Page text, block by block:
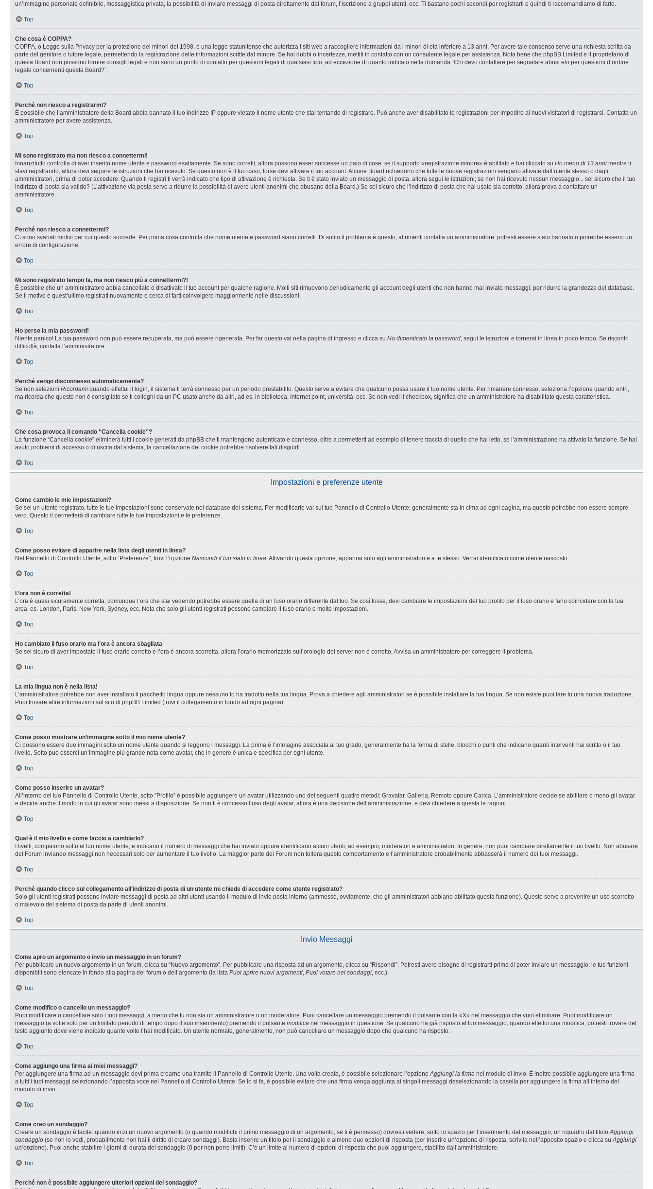
un’immagine personale definibile, messaggistica privata, la possibilità di inviare messaggi di posta direttamente dal forum, l’iscrizione a gruppi utenti, ecc. Ti bastano pochi secondi per registrarti e quindi ti raccomandiamo di farlo.
Top
Che cosa è COPPA?
COPPA, o Legge sulla Privacy per la protezione dei minori del 1998, è una legge statunitense che autorizza i siti web a raccogliere informazioni da i minori di età inferiore a 13 anni. Per avere tale consenso serve una richiesta scritta da
parte del genitore o tutore legale, permettendo la registrazione delle informazioni scritte dal minore. Se hai dubbi o incertezze, mettiti in contatto con un consulente legale per assistenza. Nota bene che phpBB Limited e il proprietario di
questa Board non possono fornire consigli legali e non sono un punto di contatto per questioni legali di qualsiasi tipo, ad eccezione di quanto indicato nella domanda “Chi devo contattare per segnalare abusi e/o per questioni d’ordine
legale concernenti questa Board?”.
Top
Perché non riesco a registrarmi?
È possibile che l’amministratore della Board abbia bannato il tuo indirizzo IP oppure vietato il nome utente che stai tentando di registrare. Può anche aver disabilitato le registrazioni per impedire ai nuovi visitatori di registrarsi. Contatta un
amministratore per avere assistenza.
Top
Mi sono registrato ma non riesco a connettermi!
Innanzitutto controlla di aver inserito nome utente e password esattamente. Se sono corretti, allora possono esser successe un paio di cose: se il supporto «registrazione minore» è abilitato e hai cliccato su Ho meno di 13 anni mentre ti
stavi registrando, allora devi seguire le istruzioni che hai ricevuto. Se questo non è il tuo caso, forse devi attivare il tuo account. Alcune Board richiedono che tutte le nuove registrazioni vengano attivate dall’utente stesso o dagli
amministratori, prima di poter accedere. Quando ti registri ti verrà indicato che tipo di attivazione è richiesta. Se ti è stato inviato un messaggio di posta, allora segui le istruzioni; se non hai ricevuto nessun messaggio... sei sicuro che il tuo
indirizzo di posta sia valido? (L’attivazione via posta serve a ridurre la possibilità di avere utenti anonimi che abusano della Board.) Se sei sicuro che l’indirizzo di posta che hai usato sia corretto, allora prova a contattare un
amministratore.
Top
Perché non riesco a connettermi?
Ci sono svariati motivi per cui questo succede. Per prima cosa controlla che nome utente e password siano corretti. Di solito il problema è questo, altrimenti contatta un amministratore: potresti essere stato bannato o potrebbe esserci un
errore di configurazione.
Top
Mi sono registrato tempo fa, ma non riesco più a connettermi?!
È possibile che un amministratore abbia cancellato o disattivato il tuo account per qualche ragione. Molti siti rimuovono periodicamente gli account degli utenti che non hanno mai inviato messaggi, per ridurre la grandezza del database.
Se il motivo è quest’ultimo registrati nuovamente e cerca di farti coinvolgere maggiormente nelle discussioni.
Top
Ho perso la mia password!
Niente panico! La tua password non può essere recuperata, ma può essere rigenerata. Per far questo vai nella pagina di ingresso e clicca su Ho dimenticato la password, segui le istruzioni e tornerai in linea in poco tempo. Se riscontri
difficoltà, contatta l’amministratore.
Top
Perché vengo disconnesso automaticamente?
Se non selezioni Ricordami quando effettui il login, il sistema ti terrà connesso per un periodo prestabilito. Questo serve a evitare che qualcuno possa usare il tuo nome utente. Per rimanere connesso, seleziona l’opzione quando entri,
ma ricorda che questo non è consigliato se ti colleghi da un PC usato anche da altri, ad es. in biblioteca, Internet point, università, ecc. Se non vedi il checkbox, significa che un amministratore ha disabilitato questa caratteristica.
Top
Che cosa provoca il comando “Cancella cookie”?
La funzione “Cancella cookie” eliminerà tutti i cookie generati da phpBB che ti mantengono autenticato e connesso, oltre a permetterti ad esempio di tenere traccia di quello che hai letto, se l’amministrazione ha attivato la funzione. Se hai
avuto problemi di accesso o di uscita dal sistema, la cancellazione dei cookie potrebbe risolvere tali disguidi.
Top
Impostazioni e preferenze utente
Come cambio le mie impostazioni?
Se sei un utente registrato, tutte le tue impostazioni sono conservate nel database del sistema. Per modificarle vai sul tuo Pannello di Controllo Utente; generalmente sta in cima ad ogni pagina, ma questo potrebbe non essere sempre
vero. Questo ti permetterà di cambiare tutte le tue impostazioni e le preferenze.
Top
Come posso evitare di apparire nella lista degli utenti in linea?
Nel Pannello di Controllo Utente, sotto “Preferenze”, trovi l’opzione Nascondi il tuo stato in linea. Attivando questa opzione, apparirai solo agli amministratori e a te stesso. Verrai identificato come utente nascosto.
Top
L’ora non è corretta!
L’ora è quasi sicuramente corretta, comunque l’ora che stai vedendo potrebbe essere quella di un fuso orario differente dal tuo. Se così fosse, devi cambiare le impostazioni del tuo profilo per il fuso orario e farlo coincidere con la tua
area, es. London, Paris, New York, Sydney, ecc. Nota che solo gli utenti registrati possono cambiare il fuso orario e molte impostazioni.
Top
Ho cambiato il fuso orario ma l’ora è ancora sbagliata
Se sei sicuro di aver impostato il fuso orario corretto e l’ora è ancora scorretta, allora l’orario memorizzato sull’orologio del server non è corretto. Avvisa un amministratore per correggere il problema.
Top
La mia lingua non è nella lista!
L’amministratore potrebbe non aver installato il pacchetto lingua oppure nessuno lo ha tradotto nella tua lingua. Prova a chiedere agli amministratori se è possibile installare la tua lingua. Se non esiste puoi fare tu una nuova traduzione.
Puoi trovare altre informazioni sul sito di phpBB Limited (trovi il collegamento in fondo ad ogni pagina).
Top
Come posso mostrare un’immagine sotto il mio nome utente?
Ci possono essere due immagini sotto un nome utente quando si leggono i messaggi. La prima è l’immagine associata al tuo grado, generalmente ha la forma di stelle, blocchi o punti che indicano quanti interventi hai scritto o il tuo
livello. Sotto può esserci un’immagine più grande nota come avatar, che in genere è unica e specifica per ogni utente.
Top
Come posso inserire un avatar?
All’interno del tuo Pannello di Controllo Utente, sotto “Profilo” è possibile aggiungere un avatar utilizzando uno dei seguenti quattro metodi: Gravatar, Galleria, Remoto oppure Carica. L’amministratore decide se abilitare o meno gli avatar
e decide anche il modo in cui gli avatar sono messi a disposizione. Se non ti è concesso l’uso degli avatar, allora è una decisione dell’amministrazione, e devi chiedere a questa le ragioni.
Top
Qual è il mio livello e come faccio a cambiarlo?
I livelli, compaiono sotto al tuo nome utente, e indicano il numero di messaggi che hai inviato oppure identificano alcuni utenti, ad esempio, moderatori e amministratori. In genere, non puoi cambiare direttamente il tuo livello. Non abusare
del Forum inviando messaggi non necessari solo per aumentare il tuo livello. La maggior parte dei Forum non tollera questo comportamento e l’amministratore probabilmente abbasserà il numero dei tuoi messaggi.
Top
Perché quando clicco sul collegamento all’indirizzo di posta di un utente mi chiede di accedere come utente registrato?
Solo gli utenti registrati possono inviare messaggi di posta ad altri utenti usando il modulo di invio posta interno (ammesso, ovviamente, che gli amministratori abbiano abilitato questa funzione). Questo serve a prevenire un uso scorretto
o malevolo del sistema di posta da parte di utenti anonimi.
Top
Invio Messaggi
Come apro un argomento o invio un messaggio in un forum?
Per pubblicare un nuovo argomento in un forum, clicca su “Nuovo argomento”. Per pubblicare una risposta ad un argomento, clicca su “Rispondi”. Potresti avere bisogno di registrarti prima di poter inviare un messaggio: le tue funzioni
disponibili sono elencate in fondo alla pagina del forum o dell’argomento (la lista Puoi aprire nuovi argomenti, Puoi votare nei sondaggi, ecc.).
Top
Come modifico o cancello un messaggio?
Puoi modificare o cancellare solo i tuoi messaggi, a meno che tu non sia un amministratore o un moderatore. Puoi cancellare un messaggio premendo il pulsante con la «X» nel messaggio che vuoi eliminare. Puoi modificare un
messaggio (a volte solo per un limitato periodo di tempo dopo il suo inserimento) premendo il pulsante modifica nel messaggio in questione. Se qualcuno ha già risposto al tuo messaggio, quando effettui una modifica, potresti trovare del
testo aggiunto dove viene indicato quante volte l’hai modificato. Un utente normale, generalmente, non può cancellare un messaggio dopo che qualcuno ha risposto.
Top
Come aggiungo una firma ai miei messaggi?
Per aggiungere una firma ad un messaggio devi prima crearne una tramite il Pannello di Controllo Utente. Una volta creata, è possibile selezionare l’opzioneAggiungi la firma nel modulo di invio. È inoltre possibile aggiungere una firma
a tutti i tuoi messaggi selezionando l’apposita voce nel Pannello di Controllo Utente. Se lo si fa, è possibile evitare che una firma venga aggiunta ai singoli messaggi deselezionando la casella per aggiungere la firma all’interno del
modulo di invio.
Top
Come creo un sondaggio?
Creare un sondaggio è facile: quando inizi un nuovo argomento (o quando modifichi il primo messaggio di un argomento, se ti è permesso) dovresti vedere, sotto lo spazio per l’inserimento del messaggio, un riquadro dal titoloAggiungi
sondaggio (se non lo vedi, probabilmente non hai il diritto di creare sondaggi). Basta inserire un titolo per il sondaggio e almeno due opzioni di risposta (per inserire un’opzione di risposta, scrivila nell’apposito spazio e clicca suAggiungi
un’opzione). Puoi anche stabilire i giorni di durata del sondaggio (0 per non porre limiti). C’è un limite al numero di opzioni di risposta che puoi aggiungere, stabilito dall’amministratore.
Top
Perché non è possibile aggiungere ulteriori opzioni del sondaggio?